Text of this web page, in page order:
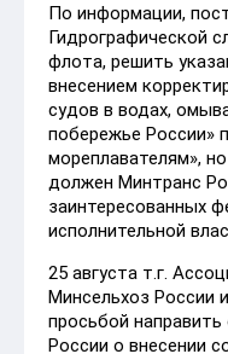
По информации,
Гидрографической
флота, решить
внесением
судов в водах,
побережье России»
мореплавателям»,
должен Минтранс
заинтересованных
исполнительной
25 августа т.г.
Минсельхоз России
просьбой
России о внесении